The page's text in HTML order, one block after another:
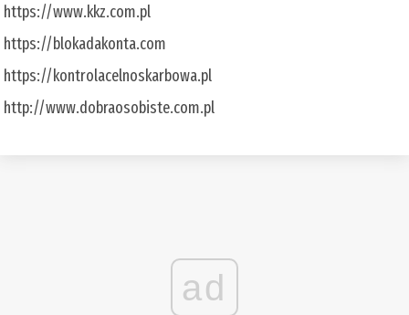
https://www.kkz.com.pl
https://blokadakonta.com
https://kontrolacelnoskarbowa.pl
http://www.dobraosobiste.com.pl
ad